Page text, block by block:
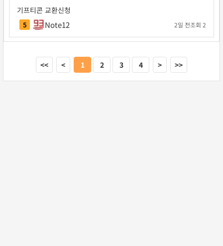
기프티콘 교환신청
5 Note12 2일 전조회 2
<< < 1 2 3 4 > >>